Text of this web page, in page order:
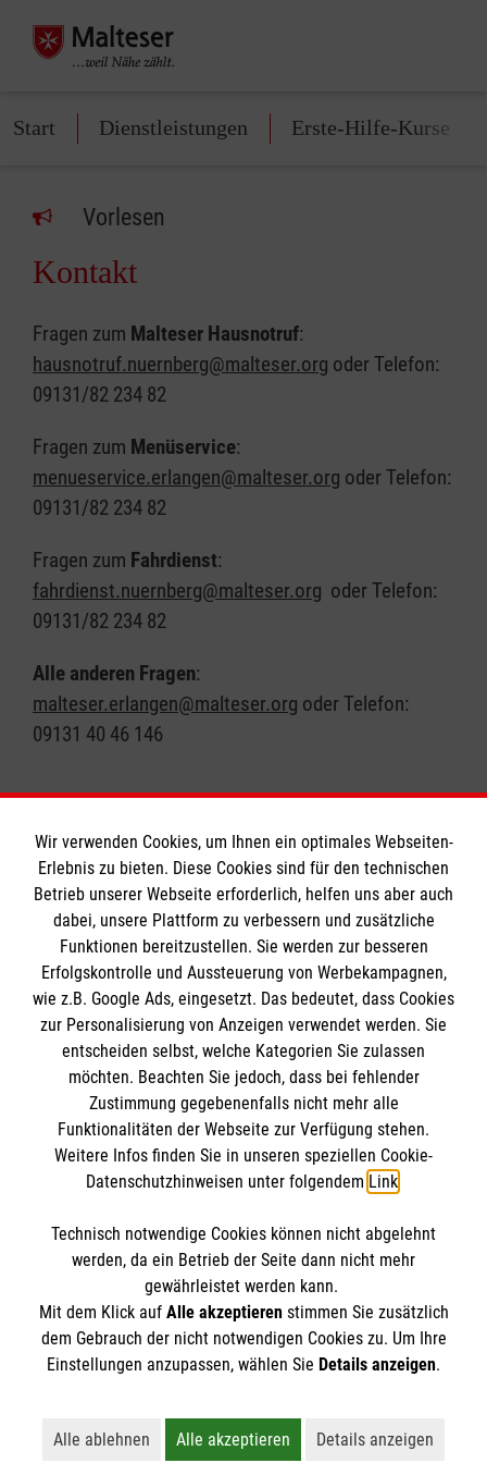
Start Dienstleistungen Erste-Hilfe-Kurse
Vorlesen
Kontakt
Fragen zum Malteser Hausnotruf:
hausnotruf.nuernberg@malteser.org oder Telefon:
09131/82 234 82
Fragen zum Menüservice:
menueservice.erlangen@malteser.org oder Telefon:
09131/82 234 82
Fragen zum Fahrdienst:
fahrdienst.nuernberg@malteser.org oder Telefon:
09131/82 234 82
Alle anderen Fragen:
malteser.erlangen@malteser.org oder Telefon:
09131 40 46 146
Informationen
A-Z
Presse
Impressum
Datenschutz
Barrierefreiheit
Die Malteser
Malteser im Erzbistum Bamberg
Malteser in Deutschland
Malteser Jugend
Sharepoint
Spendenkonto
Bank: Pax-Bank
IBAN: DE79370601201201203038
BIC: GENODED1PA7
Kontakt
Hausnotruf/Menüservice/Fahrdienst
Telefon: 09131/82 234 82
Telefon: 09131 40 46 146
Der Malteser Hilfsdienst e.V. ist als eingetragene
Gewerbesteuer befreit.
Wir verwenden Cookies, um Ihnen ein optimales Webseiten-
Erlebnis zu bieten. Diese Cookies sind für den technischen
Betrieb unserer Webseite erforderlich, helfen uns aber auch
dabei, unsere Plattform zu verbessern und zusätzliche
Funktionen bereitzustellen. Sie werden zur besseren
Erfolgskontrolle und Aussteuerung von Werbekampagnen,
wie z.B. Google Ads, eingesetzt. Das bedeutet, dass Cookies
zur Personalisierung von Anzeigen verwendet werden. Sie
entscheiden selbst, welche Kategorien Sie zulassen
möchten. Beachten Sie jedoch, dass bei fehlender
Zustimmung gegebenenfalls nicht mehr alle
Funktionalitäten der Webseite zur Verfügung stehen.
Weitere Infos finden Sie in unseren speziellen Cookie-
Datenschutzhinweisen unter folgendem Link.
Technisch notwendige Cookies können nicht abgelehnt
werden, da ein Betrieb der Seite dann nicht mehr
gewährleistet werden kann.
Mit dem Klick auf Alle akzeptierenstimmen Sie zusätzlich
dem Gebrauch der nicht notwendigen Cookies zu. Um Ihre
Einstellungen anzupassen, wählen Sie Details anzeigen.
Alle ablehnen
Alle akzeptieren
Details anzeigen